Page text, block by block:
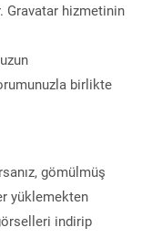
Gravatar hizmetinin
birlikte
gömülmüş
yüklemekten
indirip